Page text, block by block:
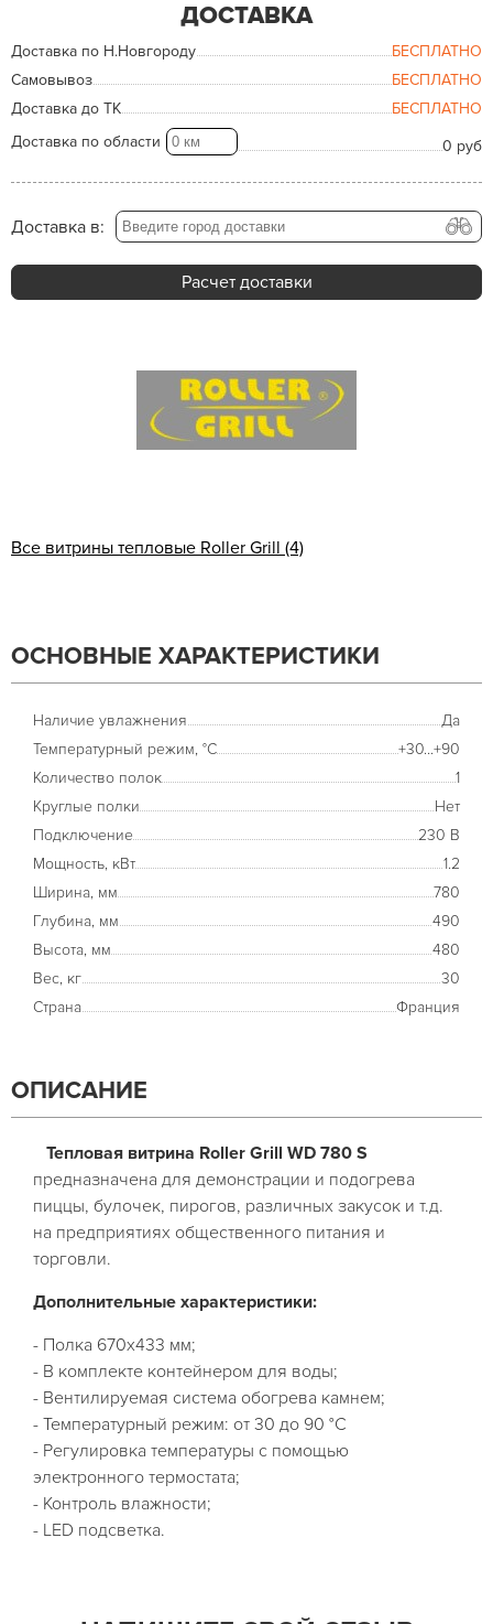
ДОСТАВКА
Доставка по Н.Новгороду
БЕСПЛАТНО
Самовывоз
БЕСПЛАТНО
Доставка до ТК
БЕСПЛАТНО
Доставка по области
0 руб
Доставка в:
Расчет доставки
Все витрины тепловые Roller Grill (4)
ОСНОВНЫЕ ХАРАКТЕРИСТИКИ
Наличие увлажнения
Да
Температурный режим, °С
+30...+90
Количество полок
1
Круглые полки
Нет
Подключение
230 В
Мощность, кВт
1.2
Ширина, мм
780
Глубина, мм
490
Высота, мм
480
Вес, кг
30
Страна
Франция
ОПИСАНИЕ
Тепловая витрина Roller Grill WD 780 S
предназначена для демонстрации и подогрева
пиццы, булочек, пирогов, различных закусок и т.д.
на предприятиях общественного питания и
торговли.
Дополнительные характеристики:
- Полка 670х433 мм;
- В комплекте контейнером для воды;
- Вентилируемая система обогрева камнем;
- Температурный режим: от 30 до 90 °C
- Регулировка температуры с помощью
электронного термостата;
- Контроль влажности;
- LED подсветка.